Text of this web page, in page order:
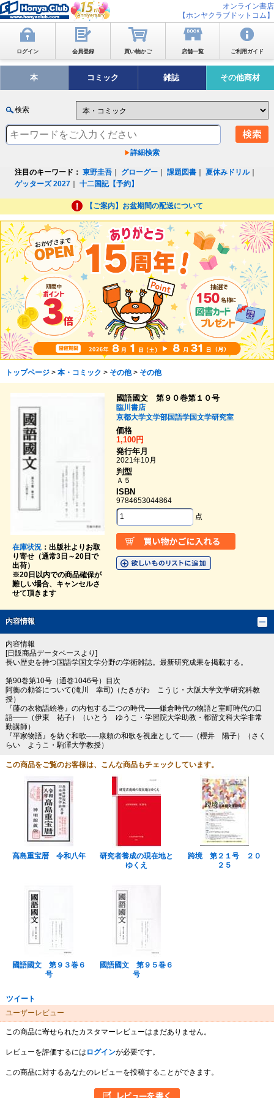
オンライン書店
【ホンヤクラブドットコム】
ログイン 会員登録 買い物かご 店舗一覧 ご利用ガイド
本 コミック 雑誌 その他商材
検索
詳細検索
注目のキーワード： 東野圭吾 グローグー ｜課題図書 ｜夏休みドリル｜
ゲッターズ 2027 ｜十二国記【予約】
【ご案内】お盆期間の配送について
トップページ> 本・コミック > その他> その他
在庫状況：出版社よりお取
り寄せ（通常3日～20日で
出荷）
※20日以内での商品確保が
難しい場合、キャンセルさ
せて頂きます
國語國文 第９０巻第１０号
臨川書店
京都大学文学部国語学国文学研究室
価格
1,100円
発行年月
2021年10月
判型
Ａ５
ISBN
9784653044864
点
内容情報
内容情報
[日販商品データベースより]
長い歴史を持つ国語学国文学分野の学術雑誌。最新研究成果を掲載する。
第90巻第10号（通巻1046号）目次
阿衡の勅答について(滝川 幸司)（たきがわ こうじ・大阪大学文学研究科教
授）
『藤の衣物語絵巻』の内包する二つの時代――鎌倉時代の物語と室町時代の口
語――（伊東 祐子）（いとう ゆうこ・学習院大学助教・都留文科大学非常
勤講師）
『平家物語』を紡ぐ和歌─―康頼の和歌を視座として─―（櫻井 陽子）（さく
らい ようこ・駒澤大学教授）
この商品をご覧のお客様は、こんな商品もチェックしています。
高島重宝暦 令和八年
研究者養成の現在地と
ゆくえ
跨境 第２１号 ２０
２５
國語國文 第９３巻６
号
國語國文 第９５巻６
号
ツイート
ユーザーレビュー
この商品に寄せられたカスタマーレビューはまだありません。
レビューを評価するには ログインが必要です。
この商品に対するあなたのレビューを投稿することができます。